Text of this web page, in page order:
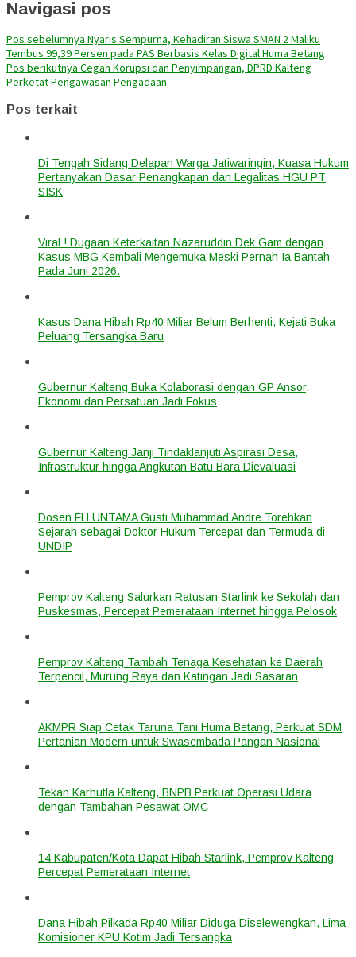
Navigasi pos
Pos sebelumnya Nyaris Sempurna, Kehadiran Siswa SMAN 2 Maliku
Tembus 99,39 Persen pada PAS Berbasis Kelas Digital Huma Betang
Pos berikutnya Cegah Korupsi dan Penyimpangan, DPRD Kalteng
Perketat Pengawasan Pengadaan
Pos terkait
Di Tengah Sidang Delapan Warga Jatiwaringin, Kuasa Hukum
Pertanyakan Dasar Penangkapan dan Legalitas HGU PT
SISK
Viral ! Dugaan Keterkaitan Nazaruddin Dek Gam dengan
Kasus MBG Kembali Mengemuka Meski Pernah Ia Bantah
Pada Juni 2026.
Kasus Dana Hibah Rp40 Miliar Belum Berhenti, Kejati Buka
Peluang Tersangka Baru
Gubernur Kalteng Buka Kolaborasi dengan GP Ansor,
Ekonomi dan Persatuan Jadi Fokus
Gubernur Kalteng Janji Tindaklanjuti Aspirasi Desa,
Infrastruktur hingga Angkutan Batu Bara Dievaluasi
Dosen FH UNTAMA Gusti Muhammad Andre Torehkan
Sejarah sebagai Doktor Hukum Tercepat dan Termuda di
UNDIP
Pemprov Kalteng Salurkan Ratusan Starlink ke Sekolah dan
Puskesmas, Percepat Pemerataan Internet hingga Pelosok
Pemprov Kalteng Tambah Tenaga Kesehatan ke Daerah
Terpencil, Murung Raya dan Katingan Jadi Sasaran
AKMPR Siap Cetak Taruna Tani Huma Betang, Perkuat SDM
Pertanian Modern untuk Swasembada Pangan Nasional
Tekan Karhutla Kalteng, BNPB Perkuat Operasi Udara
dengan Tambahan Pesawat OMC
14 Kabupaten/Kota Dapat Hibah Starlink, Pemprov Kalteng
Percepat Pemerataan Internet
Dana Hibah Pilkada Rp40 Miliar Diduga Diselewengkan, Lima
Komisioner KPU Kotim Jadi Tersangka